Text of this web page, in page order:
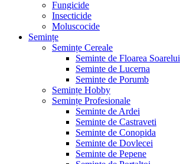
Fungicide
Insecticide
Moluscocide
Semințe
Semințe Cereale
Seminte de Floarea Soarelui
Seminte de Lucerna
Seminte de Porumb
Semințe Hobby
Semințe Profesionale
Seminte de Ardei
Seminte de Castraveti
Seminte de Conopida
Seminte de Dovlecei
Seminte de Pepene